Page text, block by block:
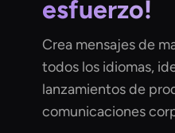
esfuerzo!
Crea mensajes de
todos los idiomas,
lanzamientos de
comunicaciones